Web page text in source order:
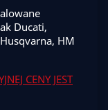
Ducati,
HM
CENY JEST